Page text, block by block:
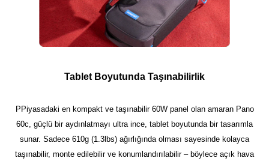
Tablet Boyutunda Taşınabilirlik
PPiyasadaki en kompakt ve taşınabilir 60W panel olan amaran Pano
60c, güçlü bir aydınlatmayı ultra ince, tablet boyutunda bir tasarımla
sunar. Sadece 610g (1.3lbs) ağırlığında olması sayesinde kolayca
taşınabilir, monte edilebilir ve konumlandırılabilir – böylece açık hava